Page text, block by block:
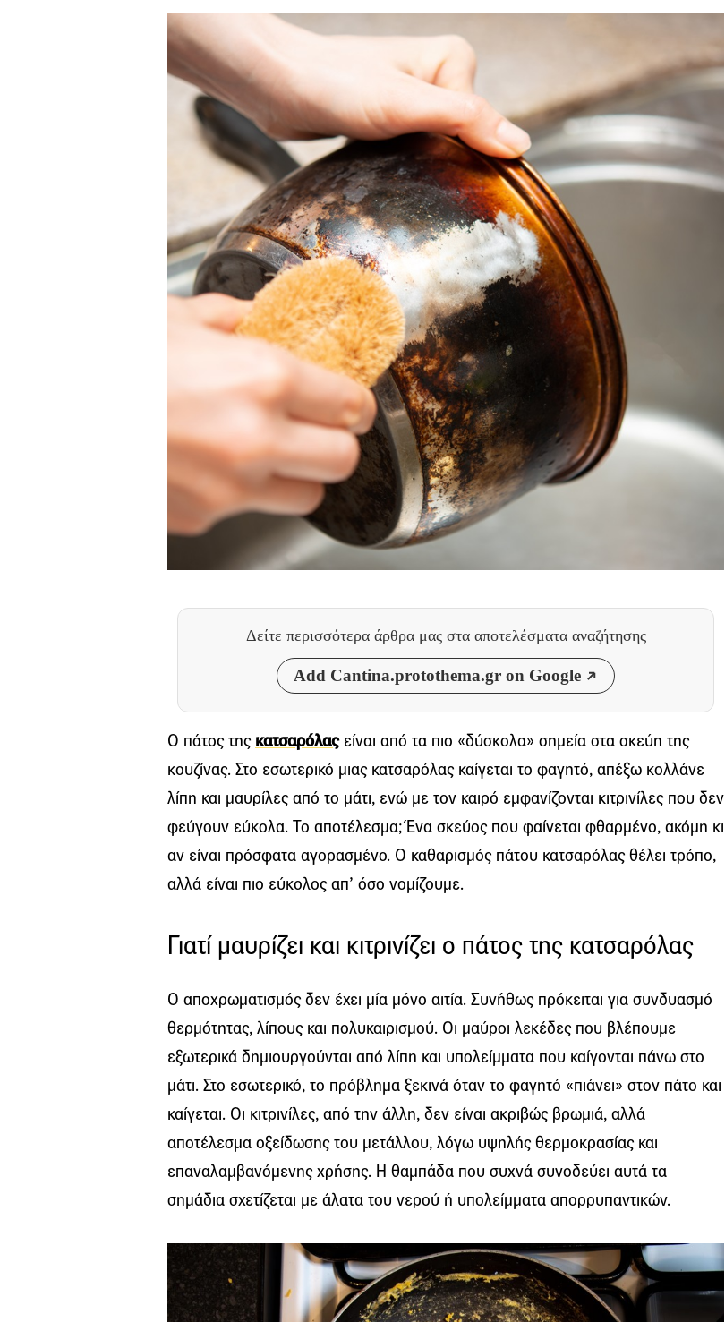
Δείτε περισσότερα άρθρα μας στα αποτελέσματα αναζήτησης
Add Cantina.protothema.gr on Google
Ο πάτος της κατσαρόλαςείναι από τα πιο «δύσκολα» σημεία στα σκεύη της
κουζίνας. Στο εσωτερικό μιας κατσαρόλας καίγεται το φαγητό, απέξω κολλάνε
λίπη και μαυρίλες από το μάτι, ενώ με τον καιρό εμφανίζονται κιτρινίλες που δεν
φεύγουν εύκολα. Το αποτέλεσμα; Ένα σκεύος που φαίνεται φθαρμένο, ακόμη κι
αν είναι πρόσφατα αγορασμένο. Ο καθαρισμός πάτου κατσαρόλας θέλει τρόπο,
αλλά είναι πιο εύκολος απ’ όσο νομίζουμε.
Γιατί μαυρίζει και κιτρινίζει ο πάτος της κατσαρόλας
Ο αποχρωματισμός δεν έχει μία μόνο αιτία. Συνήθως πρόκειται για συνδυασμό
θερμότητας, λίπους και πολυκαιρισμού. Οι μαύροι λεκέδες που βλέπουμε
εξωτερικά δημιουργούνται από λίπη και υπολείμματα που καίγονται πάνω στο
μάτι. Στο εσωτερικό, το πρόβλημα ξεκινά όταν το φαγητό «πιάνει» στον πάτο και
καίγεται. Οι κιτρινίλες, από την άλλη, δεν είναι ακριβώς βρωμιά, αλλά
αποτέλεσμα οξείδωσης του μετάλλου, λόγω υψηλής θερμοκρασίας και
επαναλαμβανόμενης χρήσης. Η θαμπάδα που συχνά συνοδεύει αυτά τα
σημάδια σχετίζεται με άλατα του νερού ή υπολείμματα απορρυπαντικών.